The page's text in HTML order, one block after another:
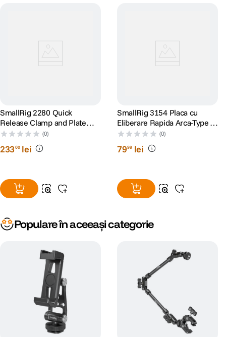
SmallRig 2280 Quick
Release Clamp and Plate
Compatibil Arca-type
(0)
23300 lei
SmallRig 3154 Placa cu
Eliberare Rapida Arca-Type
pentru RS 2 / RSC 2 / RS 3 /
RS 3 PRO
(0)
7999 lei
Populare în aceeași categorie